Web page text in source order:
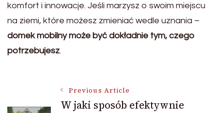
komfort i innowacje. Jeśli marzysz o swoim miejscu
na ziemi, które możesz zmieniać wedle uznania –
domek mobilny może być dokładnie tym, czego
potrzebujesz.
Previous Article
W jaki sposób efektywnie